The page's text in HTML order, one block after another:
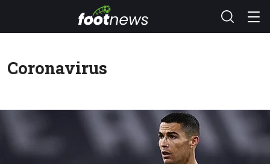
Coronavirus